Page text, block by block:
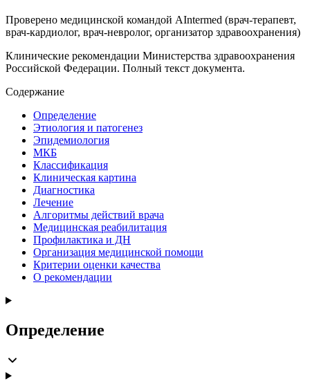
Проверено медицинской командой AIntermed (врач-терапевт,
врач-кардиолог, врач-невролог, организатор здравоохранения)
Клинические рекомендации Министерства здравоохранения
Российской Федерации. Полный текст документа.
Содержание
Определение
Этиология и патогенез
Эпидемиология
МКБ
Классификация
Клиническая картина
Диагностика
Лечение
Алгоритмы действий врача
Медицинская реабилитация
Профилактика и ДН
Организация медицинской помощи
Критерии оценки качества
О рекомендации
Определение